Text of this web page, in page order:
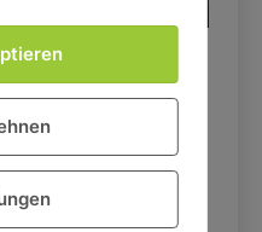
mit 10.000